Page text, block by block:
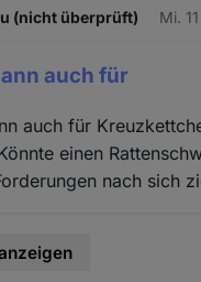
(nicht überprüft) Mi.
auch für
auch für
einen
nach sich